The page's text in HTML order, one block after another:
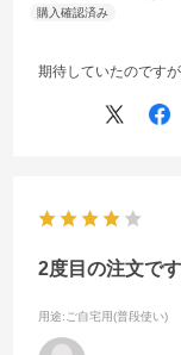
期待していたのです
2度目の注文です
用途:ご自宅用(普段使い)